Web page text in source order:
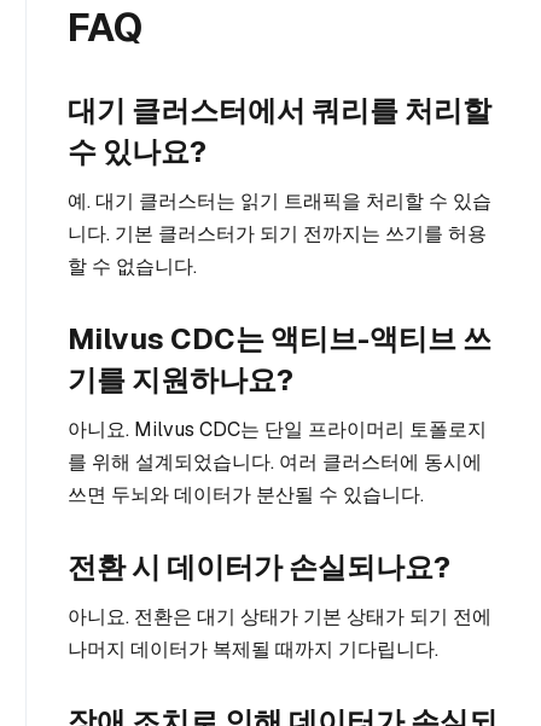
FAQ
대기 클러스터에서 쿼리를 처리할
수 있나요?
예. 대기 클러스터는 읽기 트래픽을 처리할 수 있습
니다. 기본 클러스터가 되기 전까지는 쓰기를 허용
할 수 없습니다.
Milvus CDC는 액티브-액티브 쓰
기를 지원하나요?
아니요. Milvus CDC는 단일 프라이머리 토폴로지
를 위해 설계되었습니다. 여러 클러스터에 동시에
쓰면 두뇌와 데이터가 분산될 수 있습니다.
전환 시 데이터가 손실되나요?
아니요. 전환은 대기 상태가 기본 상태가 되기 전에
나머지 데이터가 복제될 때까지 기다립니다.